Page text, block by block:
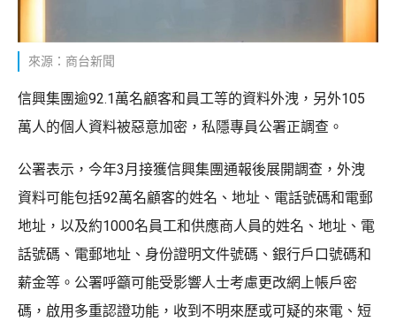
來源：商台新聞
信興集團逾92.1萬名顧客和員工等的資料外洩，另外105
萬人的個人資料被惡意加密，私隱專員公署正調查。
公署表示，今年3月接獲信興集團通報後展開調查，外洩
資料可能包括92萬名顧客的姓名、地址、電話號碼和電郵
地址，以及約1000名員工和供應商人員的姓名、地址、電
話號碼、電郵地址、身份證明文件號碼、銀行戶口號碼和
薪金等。公署呼籲可能受影響人士考慮更改網上帳戶密
碼，啟用多重認證功能，收到不明來歷或可疑的來電、短